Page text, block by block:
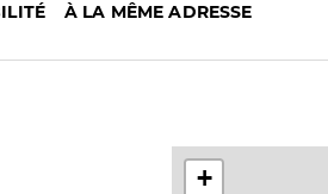
À LA MÊME ADRESSE
+